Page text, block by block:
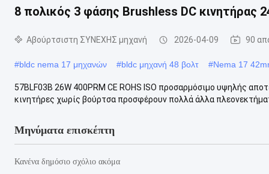
8 πολικός 3 φάσης Brushless DC κινητήρας
Αβούρτσιστη ΣΥΝΕΧΗΣ μηχανή 2026-04-09 90
#bldc nema 17 μηχανών #bldc μηχανή 48 βολτ #Nema 17
57BLF03B 26W 400PRM CE ROHS ISO προσαρμόσιμο υψηλής
κινητήρες χωρίς βούρτσα προσφέρουν πολλά άλλα
Μηνύματα επισκέπτη
Κανένα δημόσιο σχόλιο ακόμα